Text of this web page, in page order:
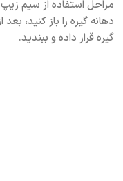
مراحل استفاده از سیم
دهانه گیره را باز کنید،
گیره قرار داده و ببندید.